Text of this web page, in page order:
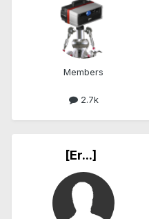
Members
2.7k
[Er...]